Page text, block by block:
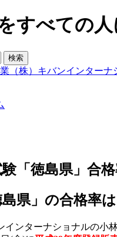
すべての
（株）キバンインターナ
「徳島県」合
県」の合格率は
インターナショナルの小林